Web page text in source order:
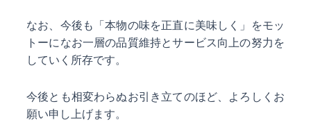
なお、今後も「本物の味を正直に美味しく」をモッ
トーになお一層の品質維持とサービス向上の努力を
していく所存です。
今後とも相変わらぬお引き立てのほど、よろしくお
願い申し上げます。